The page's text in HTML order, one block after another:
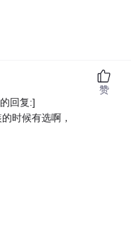
回复:]
时候有选啊，
赞